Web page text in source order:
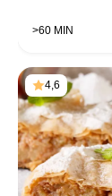
>60 MIN
4,6